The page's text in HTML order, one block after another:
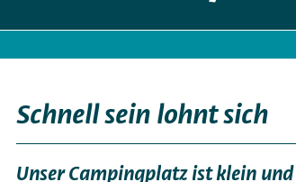
Schnell sein lohnt sich
Unser Campingplatz ist klein
third
Menu